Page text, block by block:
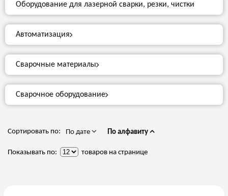
Оборудование для лазерной сварки, резки, чистки
Автоматизация
Сварочные материалы
Сварочное оборудование
Сортировать по: По дате По алфавиту
Показывать по: товаров на странице